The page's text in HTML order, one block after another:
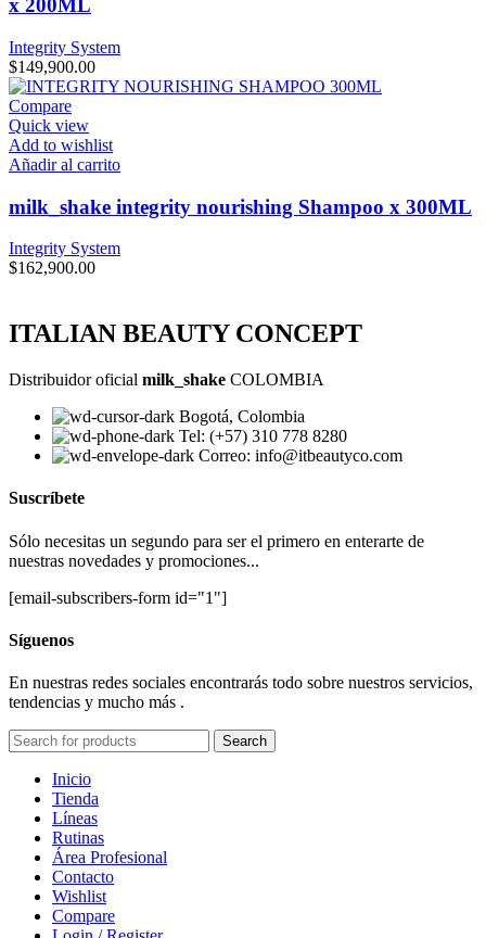
x 200ML
Integrity System
$149,900.00
Compare
Quick view
Add to wishlist
Añadir al carrito
milk_shake integrity nourishing Shampoo x 300ML
Integrity System
$162,900.00
ITALIAN BEAUTY CONCEPT
Distribuidor oficial milk_shake COLOMBIA
Bogotá, Colombia
Tel: (+57) 310 778 8280
Correo: info@itbeautyco.com
Suscríbete
Sólo necesitas un segundo para ser el primero en enterarte de
nuestras novedades y promociones...
[email-subscribers-form id="1"]
Síguenos
En nuestras redes sociales encontrarás todo sobre nuestros servicios,
tendencias y mucho más .
Search
Inicio
Tienda
Líneas
Rutinas
Área Profesional
Contacto
Wishlist
Compare